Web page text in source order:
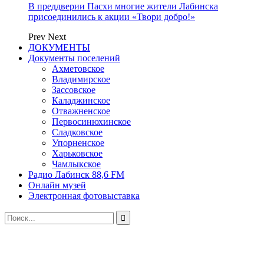
В преддверии Пасхи многие жители Лабинска
присоединились к акции «Твори добро!»
Prev Next
ДОКУМЕНТЫ
Документы поселений
Ахметовское
Владимирское
Зассовское
Каладжинское
Отважненское
Первосинюхинское
Сладковское
Упорненское
Харьковское
Чамлыкское
Радио Лабинск 88,6 FM
Онлайн музей
Электронная фотовыставка